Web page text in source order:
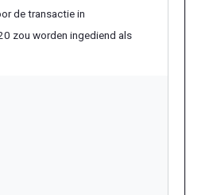
de transactie in
zou worden ingediend als